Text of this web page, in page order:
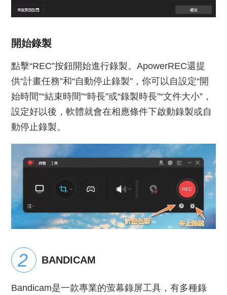
開始錄製
點擊“REC”按鈕開始進行錄製。ApowerREC還提
供“計畫任務”和“自動停止錄製”，你可以自設定“開
始時間”“結束時間”“時長”或“錄製時長”“文件大小”，
設定好以後，軟體就會在相應條件下啟動錄製或自
動停止錄製。
BANDICAM
Bandicam是一款專業的萤幕錄屏工具，有多種錄